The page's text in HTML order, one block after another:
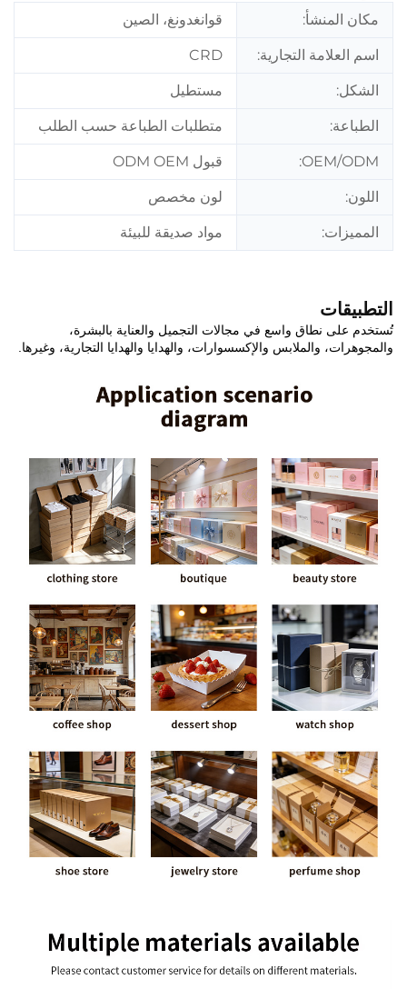
مكان المنشأ: قوانغدونغ، الصين
اسم العلامة التجارية: CRD
الشكل: مستطيل
الطباعة: متطلبات الطباعة حسب الطلب
OEM/ODM: قبول ODM OEM
اللون: لون مخصص
المميزات: مواد صديقة للبيئة
التطبيقات
تُستخدم على نطاق واسع في مجالات التجميل والعناية بالبشرة،
والمجوهرات، والملابس والإكسسوارات، والهدايا والهدايا التجارية، وغيرها.